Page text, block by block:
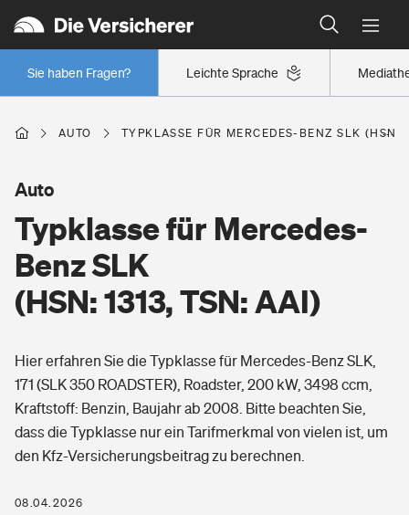
Leichte Sprache
Sie haben Fragen?
Wer versichert was: Jetzt Versicherer finden
Regionalklassen: So ist Ihre Region eingestuft
Wer versichert was: Jetzt Versicherer finden
Berufsunfähigkeitsversicherung
Arbeitsrechtsschutz
Berufshaftpflichtversicherung
Wohnen
Wohngebäudeversicherung
Hausratversicherung
Elementarversicherung
Photovoltaik
Wärmepumpen versichern
Pri­vate Haft­pflicht­
Rechts­schutz­ver­si­che­rung
Gesundheit
Private Krankenversicherung
AUTO TYPKLASSE FÜR MERCEDES-BENZ SLK (HSN:
Typklasse für Mercedes-
Benz SLK
(HSN: 1313, TSN: AAI)
Auto
Hier erfahren Sie die Typklasse für Mercedes-Benz SLK,
171 (SLK 350 ROADSTER), Roadster, 200 kW, 3498 ccm,
Kraftstoff: Benzin, Baujahr ab 2008. Bitte beachten Sie,
dass die Typklasse nur ein Tarifmerkmal von vielen ist, um
den Kfz-Versicherungsbeitrag zu berechnen.
08.04.2026